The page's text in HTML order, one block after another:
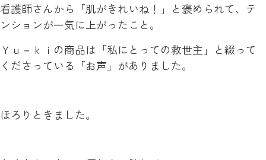
看護師さんから「肌がきれいね！」と褒められて、テ
ンションが一気に上がったこと。
Ｙｕ－ｋｉの商品は「私にとっての救世主」と綴って
くださっている「お声」がありました。
ほろりときました。